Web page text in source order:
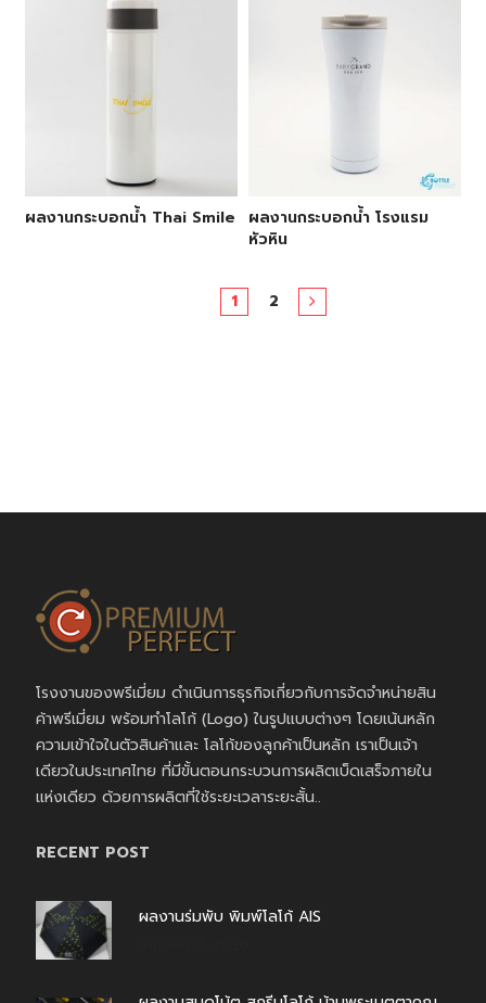
ผลงานกระบอกน้ำ Thai Smile
ผลงานกระบอกน้ำ โรงแรม
หัวหิน
1 2
โรงงานของพรีเมี่ยม ดำเนินการธุรกิจเกี่ยวกับการจัดจำหน่ายสิน
ค้าพรีเมี่ยม พร้อมทำโลโก้ (Logo) ในรูปแบบต่างๆ โดยเน้นหลัก
ความเข้าใจในตัวสินค้าและ โลโก้ของลูกค้าเป็นหลัก เราเป็นเจ้า
เดียวในประเทศไทย ที่มีขั้นตอนกระบวนการผลิตเบ็ดเสร็จภายใน
แห่งเดียว ด้วยการผลิตที่ใช้ระยะเวลาระยะสั้น..
RECENT POST
ผลงานร่มพับ พิมพ์โลโก้ AIS